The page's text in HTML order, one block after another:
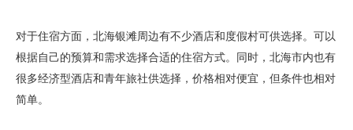
对于住宿方面，北海银滩周边有不少酒店和度假村可供选择。可以
根据自己的预算和需求选择合适的住宿方式。同时，北海市内也有
很多经济型酒店和青年旅社供选择，价格相对便宜，但条件也相对
简单。